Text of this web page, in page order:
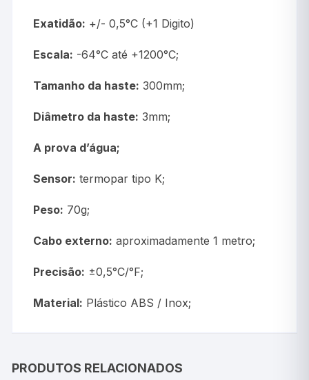
Exatidão: +/- 0,5°C (+1 Digito)
Escala: -64°C até +1200°C;
Tamanho da haste: 300mm;
Diâmetro da haste: 3mm;
A prova d’água;
Sensor: termopar tipo K;
Peso: 70g;
Cabo externo: aproximadamente 1 metro;
Precisão: ±0,5°C/°F;
Material: Plástico ABS / Inox;
PRODUTOS RELACIONADOS